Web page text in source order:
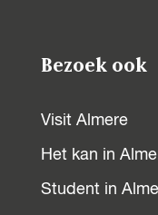
Bezoek ook
Visit Almere
Het kan in
Student in